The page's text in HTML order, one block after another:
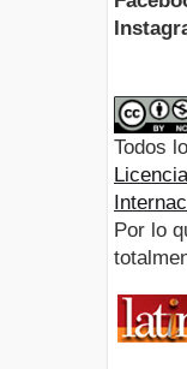
Todos
Por lo